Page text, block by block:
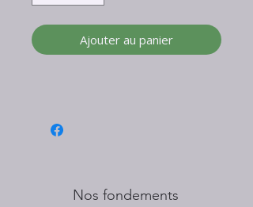
Ajouter au panier
Nos fondements